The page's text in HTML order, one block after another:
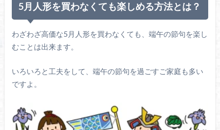
5月人形を買わなくても楽しめる方法とは？
わざわざ高価な5月人形を買わなくても、端午の節句を楽し
むことは出来ます。
いろいろと工夫をして、端午の節句を過ごすご家庭も多い
ですよ。